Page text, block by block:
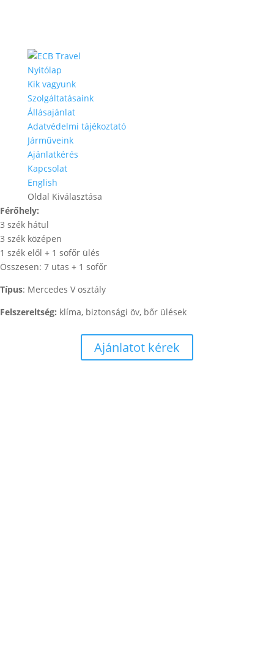
Nyitólap
Kik vagyunk
Szolgáltatásaink
Állásajánlat
Adatvédelmi tájékoztató
Járműveink
Ajánlatkérés
Kapcsolat
English
Oldal Kiválasztása
Férőhely:
3 szék hátul
3 szék középen
1 szék elől + 1 sofőr ülés
Összesen: 7 utas + 1 sofőr
Típus: Mercedes V osztály
Felszereltség: klíma, biztonsági öv, bőr ülések
Ajánlatot kérek